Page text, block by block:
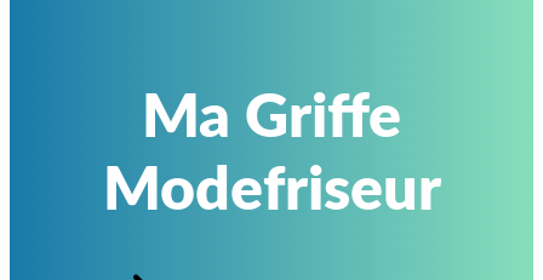
Ma Griffe
Modefriseur